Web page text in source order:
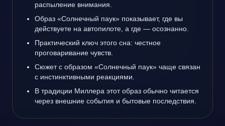
распыление внимания.
Образ «Солнечный паук» показывает, где вы
действуете на автопилоте, а где — осознанно.
Практический ключ этого сна: честное
проговаривание чувств.
Сюжет с образом «Солнечный паук» чаще связан
с инстинктивными реакциями.
В традиции Миллера этот образ обычно читается
через внешние события и бытовые последствия.